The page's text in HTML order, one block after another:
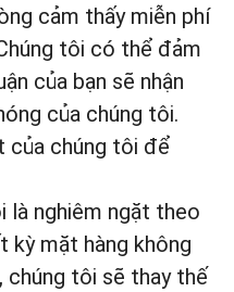
cảm thấy miễn phí
tôi có thể đảm
của bạn sẽ nhận
của chúng tôi.
của chúng tôi để
là nghiêm ngặt theo
kỳ mặt hàng không
chúng tôi sẽ thay thế